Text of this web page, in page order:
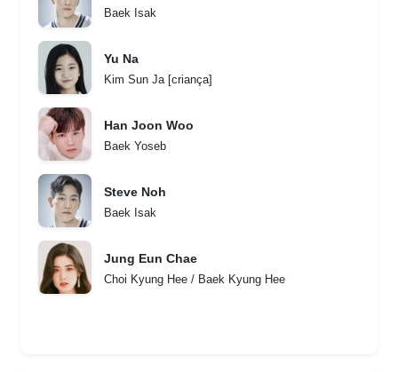
Baek Isak
Yu Na
Kim Sun Ja [criança]
Han Joon Woo
Baek Yoseb
Steve Noh
Baek Isak
Jung Eun Chae
Choi Kyung Hee / Baek Kyung Hee